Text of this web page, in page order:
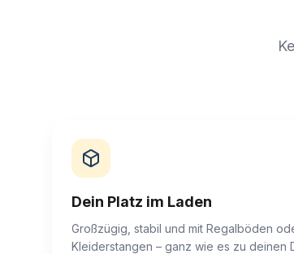
Dein Platz im Laden
Großzügig, stabil und mit Regalböden
Kleiderstangen – ganz wie es zu deinen